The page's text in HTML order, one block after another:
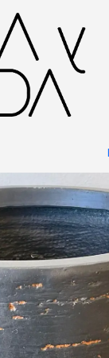
Texturado Carbón